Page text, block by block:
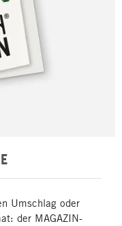
Umschlag oder
der MAGAZIN-